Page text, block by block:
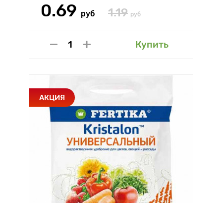
0.69 руб 1.19 руб
Купить
АКЦИЯ